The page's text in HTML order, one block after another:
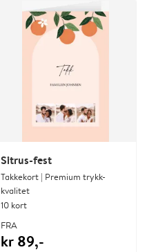
Sitrus-fest
Takkekort | Premium trykk-
kvalitet
10 kort
FRA
kr 89,-